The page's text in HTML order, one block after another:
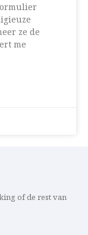
ze de
me
of de rest van